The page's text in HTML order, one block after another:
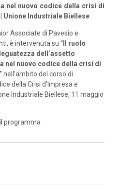
nel nuovo codice della crisi di
Unione Industriale Biellese
Associate di Pavesio e
è intervenuta su “ Il ruolo
dell’assetto
nel nuovo codice della crisi di
nell’ambito del corso di
della Crisi d’Impresa e
Industriale Biellese, 11 maggio
programma